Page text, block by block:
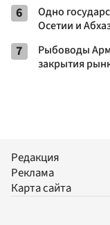
6
Одно
Осетии и
7
Рыбоводы
закрытия
Редакция
Реклама
Карта сайта